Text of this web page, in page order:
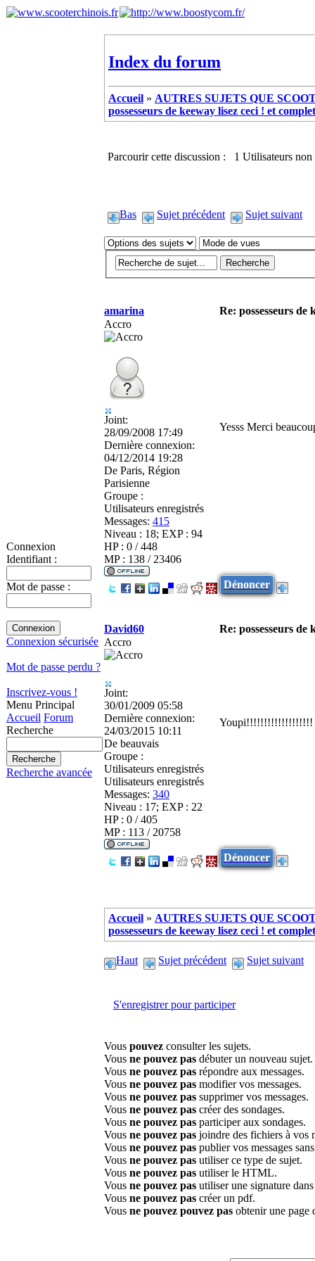
Connexion
Identifiant :
Mot de passe :
Connexion sécurisée
Mot de passe perdu ?
Inscrivez-vous !
Menu Principal
Accueil Forum
Recherche
Recherche avancée
Index du forum
Accueil » AUTRES SUJETS QUE
possesseurs de keeway lisez ceci ! et
Parcourir cette discussion : 1 Utilisateurs non
Bas Sujet précédent Sujet suivant
amarina
Re: possesseurs de
Accro
Joint:
28/09/2008 17:49
Dernière connexion:
04/12/2014 19:28
De Paris, Région
Parisienne
Groupe :
Utilisateurs enregistrés
Messages: 415
Niveau : 18; EXP : 94
HP : 0 / 448
MP : 138 / 23406
Yesss Merci
Dénoncer
David60
Re: possesseurs de
Accro
Joint:
30/01/2009 05:58
Dernière connexion:
24/03/2015 10:11
De beauvais
Groupe :
Utilisateurs enregistrés
Utilisateurs enregistrés
Messages: 340
Niveau : 17; EXP : 22
HP : 0 / 405
MP : 113 / 20758
Youpi!!!!!!!!!!!!!!!!!!!
Dénoncer
Accueil » AUTRES SUJETS QUE
possesseurs de keeway lisez ceci ! et
Haut Sujet précédent Sujet suivant
S'enregistrer pour participer
Vous pouvez consulter les sujets.
Vous ne pouvez pas débuter un nouveau sujet.
Vous ne pouvez pas répondre aux messages.
Vous ne pouvez pas modifier vos messages.
Vous ne pouvez pas supprimer vos messages.
Vous ne pouvez pas créer des sondages.
Vous ne pouvez pas participer aux sondages.
Vous ne pouvez pas joindre des fichiers à vos
Vous ne pouvez pas publier vos messages
Vous ne pouvez pas utiliser ce type de sujet.
Vous ne pouvez pas utiliser le HTML.
Vous ne pouvez pas utiliser une signature
Vous ne pouvez pas créer un pdf.
Vous ne pouvez pouvez pas obtenir une page